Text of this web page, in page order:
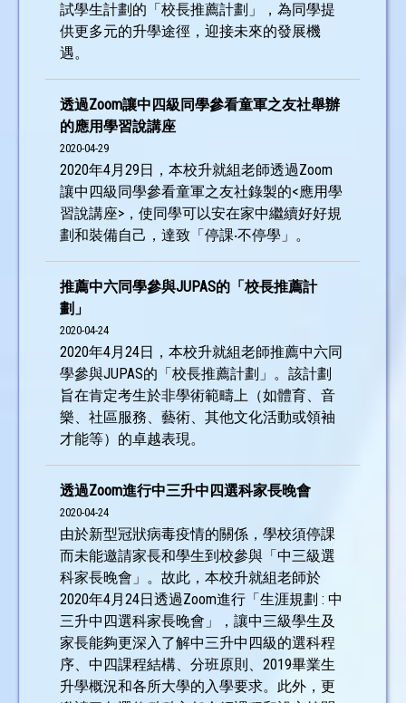
試學生計劃的「校長推薦計劃」，為同學提
供更多元的升學途徑，迎接未來的發展機
遇。
透過Zoom讓中四級同學參看童軍之友社舉辦
的應用學習說講座
2020-04-29
2020年4月29日，本校升就組老師透過Zoom
讓中四級同學參看童軍之友社錄製的<應用學
習說講座>，使同學可以安在家中繼續好好規
劃和裝備自己，達致「停課‧不停學」。
推薦中六同學參與JUPAS的「校長推薦計
劃」
2020-04-24
2020年4月24日，本校升就組老師推薦中六同
學參與JUPAS的「校長推薦計劃」。該計劃
旨在肯定考生於非學術範疇上（如體育、音
樂、社區服務、藝術、其他文化活動或領袖
才能等）的卓越表現。
透過Zoom進行中三升中四選科家長晚會
2020-04-24
由於新型冠狀病毒疫情的關係，學校須停課
而未能邀請家長和學生到校參與「中三級選
科家長晚會」。故此，本校升就組老師於
2020年4月24日透過Zoom進行「生涯規劃 : 中
三升中四選科家長晚會」，讓中三級學生及
家長能夠更深入了解中三升中四級的選科程
序、中四課程結構、分班原則、2019畢業生
升學概況和各所大學的入學要求。此外，更